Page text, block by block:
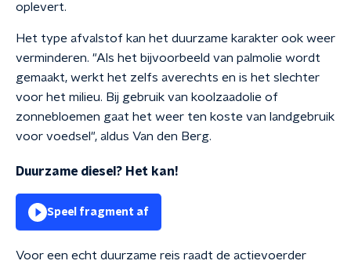
oplevert.
Het type afvalstof kan het duurzame karakter ook weer
verminderen. "Als het bijvoorbeeld van palmolie wordt
gemaakt, werkt het zelfs averechts en is het slechter
voor het milieu. Bij gebruik van koolzaadolie of
zonnebloemen gaat het weer ten koste van landgebruik
voor voedsel", aldus Van den Berg.
Duurzame diesel? Het kan!
Speel fragment af
Voor een echt duurzame reis raadt de actievoerder